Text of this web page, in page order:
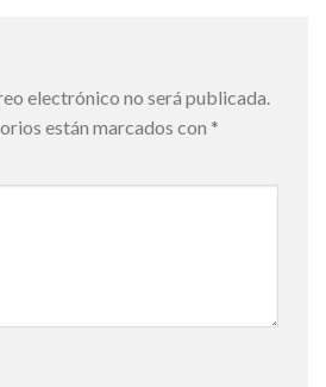
electrónico no será publicada.
están marcados con *